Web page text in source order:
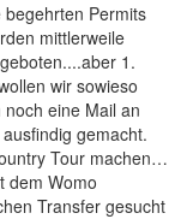
Permits
mittlerweile
1.
wir sowieso
eine Mail an
gemacht.
Tour machen…
dem Womo
Transfer gesucht